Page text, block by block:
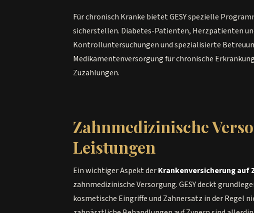
Für chronisch Kranke bietet GESY spezielle
sicherstellen. Diabetes-Patienten, Herzpatienten
Kontrolluntersuchungen und spezialisierte
Medikamentenversorgung für chronische
Zuzahlungen.
Zahnmedizinische
Leistungen
Ein wichtiger Aspekt derKrankenversicherung auf
zahnmedizinische Versorgung. GESY deckt
kosmetische Eingriffe und Zahnersatz in der Regel